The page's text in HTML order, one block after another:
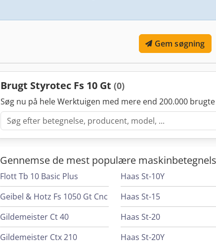
Gem søgning
Brugt Styrotec Fs 10 Gt (0)
Søg nu på hele Werktuigen med mere end 200.000
Gennemse de mest populære
Flott Tb 10 Basic Plus
Geibel & Hotz Fs 1050 Gt Cnc
Gildemeister Ct 40
Gildemeister Ctx 210
Haas St-10Y
Haas St-15
Haas St-20
Haas St-20Y